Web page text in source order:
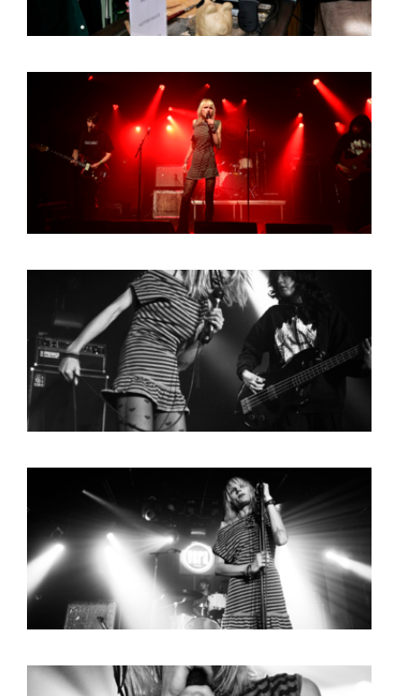
ARTDIVISIONFOTO’S NIEUWS
INFOWEBSHOPMIJN TICKETS